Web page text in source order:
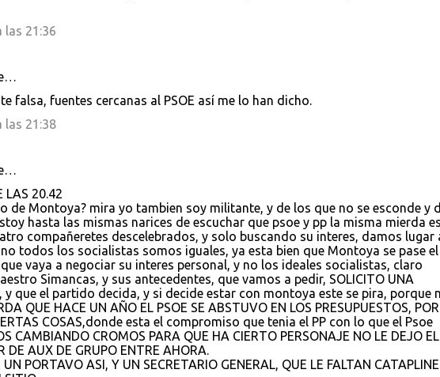
las 21:36
falsa, fuentes cercanas al PSOE así me lo han dicho.
las 21:38
LAS 20.42
de Montoya? mira yo tambien soy militante, y de los que no se esconde y
hasta las mismas narices de escuchar que psoe y pp la misma mierda
compañeretes descelebrados, y solo buscando su interes, damos lugar
todos los socialistas somos iguales, ya esta bien que Montoya se pase el
vaya a negociar su interes personal, y no los ideales socialistas, claro
Simancas, y sus antecedentes, que vamos a pedir, SOLICITO UNA
y que el partido decida, y si decide estar con montoya este se pira, porque
QUE HACE UN AÑO EL PSOE SE ABSTUVO EN LOS PRESUPUESTOS,
COSAS,donde esta el compromiso que tenia el PP con lo que el Psoe
CAMBIANDO CROMOS PARA QUE HA CIERTO PERSONAJE NO LE DEJO EL
DE AUX DE GRUPO ENTRE AHORA.
PORTAVO ASI, Y UN SECRETARIO GENERAL, QUE LE FALTAN